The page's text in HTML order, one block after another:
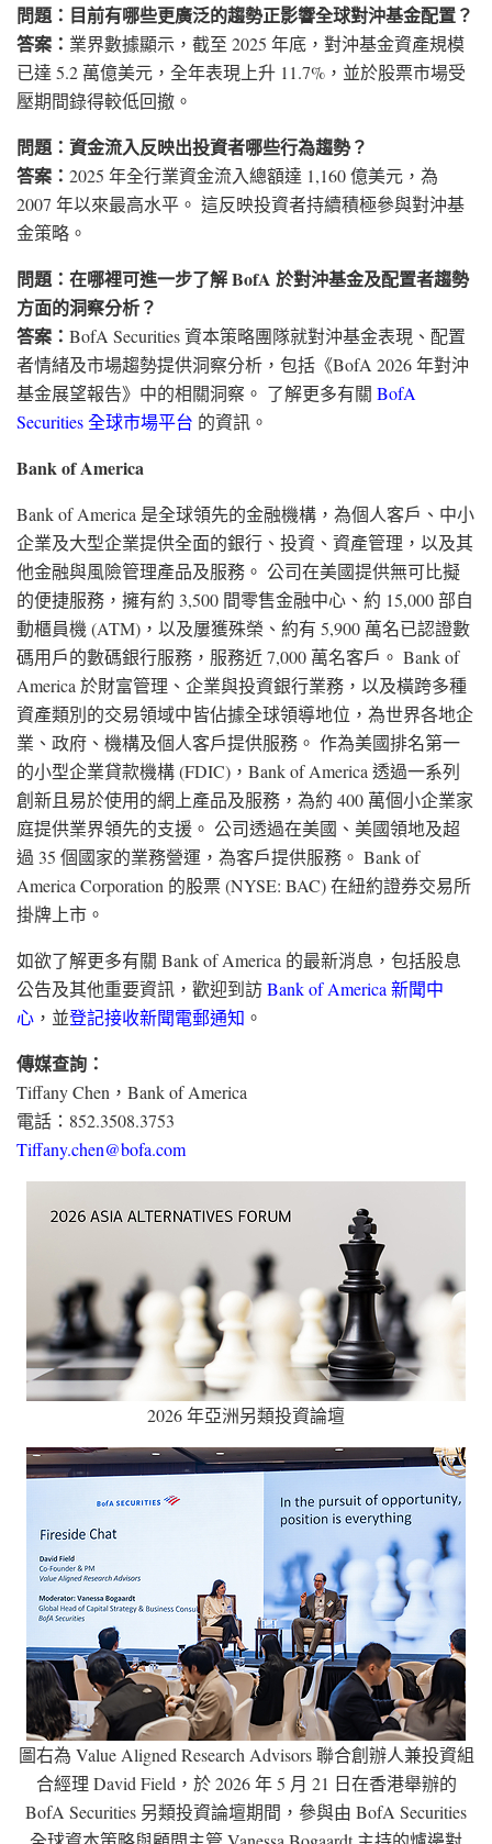
問題：目前有哪些更廣泛的趨勢正影響全球對沖基金配置？
答案： 業界數據顯示，截至 2025 年底，對沖基金資產規模
已達 5.2 萬億美元，全年表現上升 11.7%，並於股票市場受
壓期間錄得較低回撤。
問題：資金流入反映出投資者哪些行為趨勢？
答案： 2025 年全行業資金流入總額達 1,160 億美元，為
2007 年以來最高水平。 這反映投資者持續積極參與對沖基
金策略。
問題：在哪裡可進一步了解 BofA 於對沖基金及配置者趨勢
方面的洞察分析？
答案： BofA Securities 資本策略團隊就對沖基金表現、配置
者情緒及市場趨勢提供洞察分析，包括《BofA 2026 年對沖
基金展望報告》中的相關洞察。 了解更多有關 BofA
Securities 全球市場平台 的資訊。
Bank of America
Bank of America 是全球領先的金融機構，為個人客戶、中小
企業及大型企業提供全面的銀行、投資、資產管理，以及其
他金融與風險管理產品及服務。 公司在美國提供無可比擬
的便捷服務，擁有約 3,500 間零售金融中心、約 15,000 部自
動櫃員機 (ATM)，以及屢獲殊榮、約有 5,900 萬名已認證數
碼用戶的數碼銀行服務，服務近 7,000 萬名客戶。 Bank of
America 於財富管理、企業與投資銀行業務，以及橫跨多種
資產類別的交易領域中皆佔據全球領導地位，為世界各地企
業、政府、機構及個人客戶提供服務。 作為美國排名第一
的小型企業貸款機構 (FDIC)，Bank of America 透過一系列
創新且易於使用的網上產品及服務，為約 400 萬個小企業家
庭提供業界領先的支援。 公司透過在美國、美國領地及超
過 35 個國家的業務營運，為客戶提供服務。 Bank of
America Corporation 的股票 (NYSE: BAC) 在紐約證券交易所
掛牌上市。
如欲了解更多有關 Bank of America 的最新消息，包括股息
公告及其他重要資訊，歡迎到訪Bank of America 新聞中
心 ，並登記接收新聞電郵通知 。
傳媒查詢：
Tiffany Chen，Bank of America
電話：852.3508.3753
Tiffany.chen@bofa.com
2026 年亞洲另類投資論壇
圖右為 Value Aligned Research Advisors 聯合創辦人兼投資組
合經理 David Field，於 2026 年 5 月 21 日在香港舉辦的
BofA Securities 另類投資論壇期間，參與由 BofA Securities